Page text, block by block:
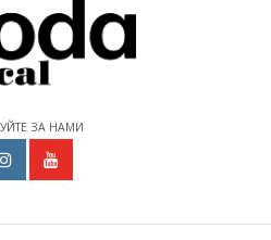
ЗА НАМИ